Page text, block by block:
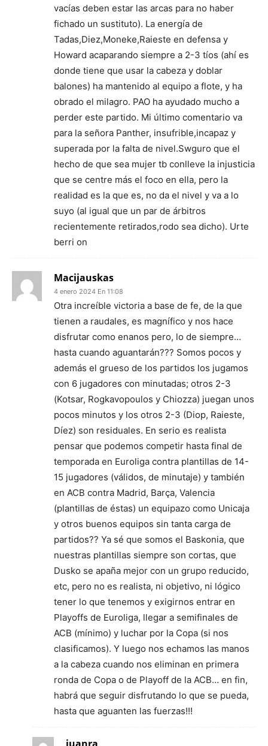
vacías deben estar las arcas para no haber
fichado un sustituto). La energía de
Tadas,Diez,Moneke,Raieste en defensa y
Howard acaparando siempre a 2-3 tíos (ahí es
donde tiene que usar la cabeza y doblar
balones) ha mantenido al equipo a flote, y ha
obrado el milagro. PAO ha ayudado mucho a
perder este partido. Mi último comentario va
para la señora Panther, insufrible,incapaz y
superada por la falta de nivel.Swguro que el
hecho de que sea mujer tb conlleve la injusticia
que se centre más el foco en ella, pero la
realidad es la que es, no da el nivel y va a lo
suyo (al igual que un par de árbitros
recientemente retirados,rodo sea dicho). Urte
berri on
Macijauskas
4 enero 2024 En 11:08
Otra increíble victoria a base de fe, de la que
tienen a raudales, es magnífico y nos hace
disfrutar como enanos pero, lo de siempre…
hasta cuando aguantarán??? Somos pocos y
además el grueso de los partidos los jugamos
con 6 jugadores con minutadas; otros 2-3
(Kotsar, Rogkavopoulos y Chiozza) juegan unos
pocos minutos y los otros 2-3 (Diop, Raieste,
Díez) son residuales. En serio es realista
pensar que podemos competir hasta final de
temporada en Euroliga contra plantillas de 14-
15 jugadores (válidos, de minutaje) y también
en ACB contra Madrid, Barça, Valencia
(plantillas de éstas) un equipazo como Unicaja
y otros buenos equipos sin tanta carga de
partidos?? Ya sé que somos el Baskonia, que
nuestras plantillas siempre son cortas, que
Dusko se apaña mejor con un grupo reducido,
etc, pero no es realista, ni objetivo, ni lógico
tener lo que tenemos y exigirnos entrar en
Playoffs de Euroliga, llegar a semifinales de
ACB (mínimo) y luchar por la Copa (si nos
clasificamos). Y luego nos echamos las manos
a la cabeza cuando nos eliminan en primera
ronda de Copa o de Playoff de la ACB… en fin,
habrá que seguir disfrutando lo que se pueda,
hasta que aguanten las fuerzas!!!